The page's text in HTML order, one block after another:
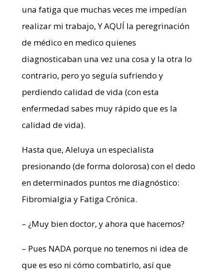
una fatiga que muchas veces me impedían
realizar mi trabajo, Y AQUÍ la peregrinación
de médico en medico quienes
diagnosticaban una vez una cosa y la otra lo
contrario, pero yo seguía sufriendo y
perdiendo calidad de vida (con esta
enfermedad sabes muy rápido que es la
calidad de vida).
Hasta que, Aleluya un especialista
presionando (de forma dolorosa) con el dedo
en determinados puntos me diagnóstico:
Fibromialgia y Fatiga Crónica.
– ¿Muy bien doctor, y ahora que hacemos?
– Pues NADA porque no tenemos ni idea de
que es eso ni cómo combatirlo, así que